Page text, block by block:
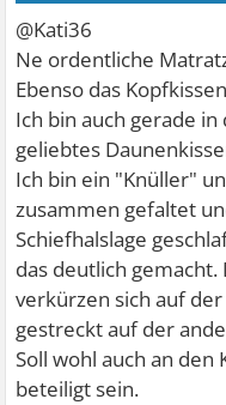
@Kati36
Ne ordentliche
Ebenso das
Ich bin auch gerade
geliebtes
Ich bin ein "Knüller"
zusammen gefaltet
Schiefhalslage
das deutlich gemacht.
verkürzen sich auf
gestreckt auf der
Soll wohl auch an
beteiligt sein.